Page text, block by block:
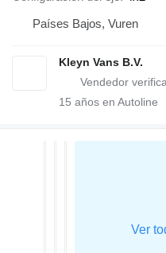
Países Bajos, Vuren
Kleyn Vans B.V.
15 años en Autoline